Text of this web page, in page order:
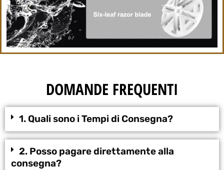
DOMANDE FREQUENTI
1. Quali sono i Tempi di Consegna?
2. Posso pagare direttamente alla
consegna?